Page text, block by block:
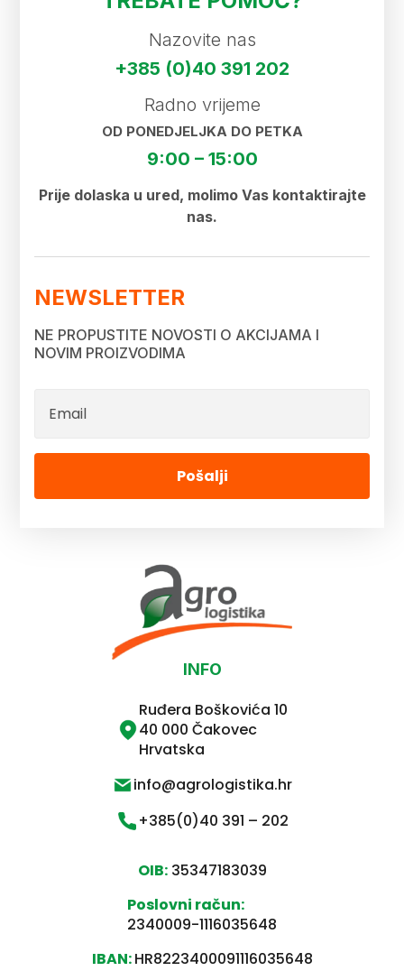
Nazovite nas
+385 (0)40 391 202
Radno vrijeme
OD PONEDJELJKA DO PETKA
9:00 – 15:00
Prije dolaska u ured, molimo Vas kontaktirajte
nas.
NEWSLETTER
NE PROPUSTITE NOVOSTI O AKCIJAMA I
NOVIM PROIZVODIMA
Pošalji
INFO
Ruđera Boškovića 10
40 000 Čakovec
Hrvatska
info@agrologistika.hr
+385(0)40 391 – 202
OIB:35347183039
Poslovni račun:
2340009-1116035648
IBAN:HR8223400091116035648